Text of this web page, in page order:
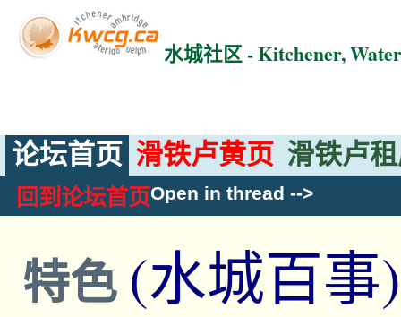
水城社区 - Kitchener,
论坛首页 滑铁卢黄页 滑铁卢
回到论坛首页Open in thread -->
特色 (水城百事)